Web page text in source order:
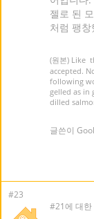
젤로 된
처럼 팽창
(원본) Like
accepted.
following
gelled as in
dilled
글쓴이
#23
#21에 대한